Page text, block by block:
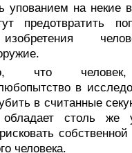
упованием на
предотвратить
что
в
в считанные
обладает столь же
человека.